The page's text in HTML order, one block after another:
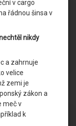
v cargo
řádnou šinsa v
nikdy
a zahrnuje
velice
zemi je
zákon a
meč v
k